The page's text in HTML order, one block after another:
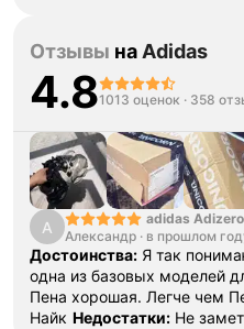
Отзывы наAdidas
4.81013 оценок · 358
А
adidas
Александр · в прошлом
Достоинства: Я так
одна из базовых моделей
Пена хорошая. Легче чем
Найк Недостатки: Не